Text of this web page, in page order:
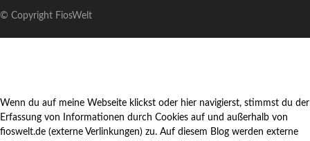
© Copyright FiosWelt
Wenn du auf meine Webseite klickst oder hier navigierst, stimmst du der
Erfassung von Informationen durch Cookies auf und außerhalb von
fioswelt.de (externe Verlinkungen) zu. Auf diesem Blog werden externe